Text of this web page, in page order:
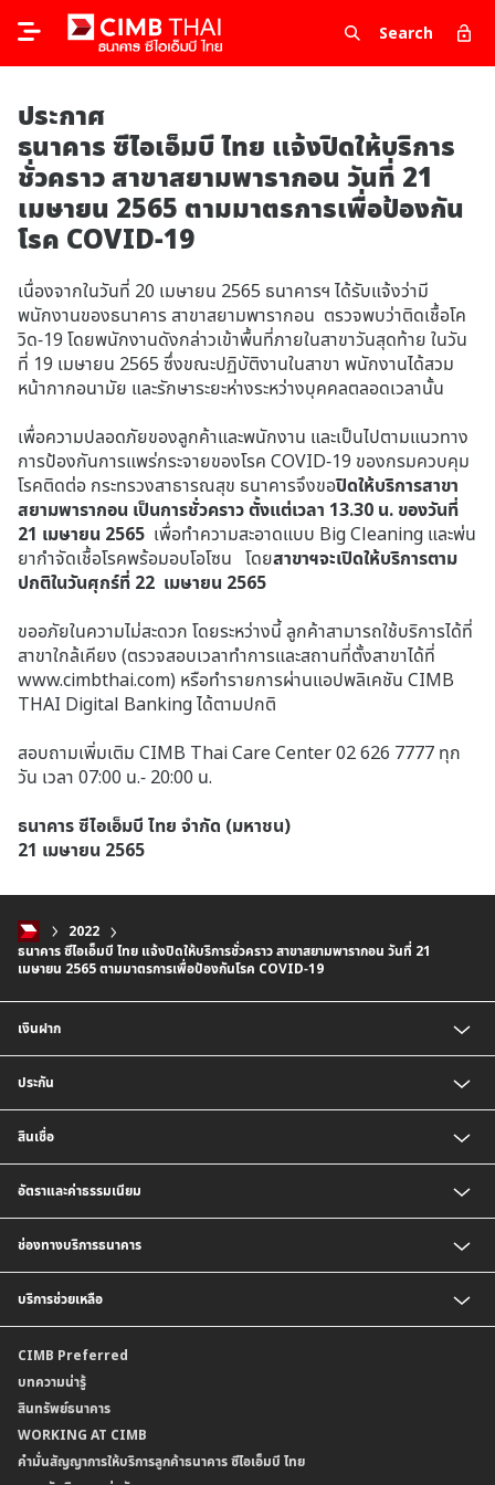
Search
ประกาศ
ธนาคาร ซีไอเอ็มบี ไทย แจ้งปิดให้บริการ
ชั่วคราว สาขาสยามพารากอน วันที่ 21
เมษายน 2565 ตามมาตรการเพื่อป้องกัน
โรค COVID-19
เนื่องจากในวันที่ 20 เมษายน 2565 ธนาคารฯ ได้รับแจ้งว่ามี
พนักงานของธนาคาร สาขาสยามพารากอน ตรวจพบว่าติดเชื้อโค
วิด-19 โดยพนักงานดังกล่าวเข้าพื้นที่ภายในสาขาวันสุดท้าย ในวัน
ที่ 19 เมษายน 2565 ซึ่งขณะปฏิบัติงานในสาขา พนักงานได้สวม
หน้ากากอนามัย และรักษาระยะห่างระหว่างบุคคลตลอดเวลานั้น
เพื่อความปลอดภัยของลูกค้าและพนักงาน และเป็นไปตามแนวทาง
การป้องกันการแพร่กระจายของโรค COVID-19 ของกรมควบคุม
โรคติดต่อ กระทรวงสาธารณสุข ธนาคารจึงขอปิดให้บริการสาขา
สยามพารากอน เป็นการชั่วคราว ตั้งแต่เวลา 13.30 น. ของวันที่
21 เมษายน 2565 เพื่อทำความสะอาดแบบ Big Cleaning และพ่น
ยากำจัดเชื้อโรคพร้อมอบโอโซน โดยสาขาฯจะเปิดให้บริการตาม
ปกติในวันศุกร์ที่ 22 เมษายน 2565
ขออภัยในความไม่สะดวก โดยระหว่างนี้ ลูกค้าสามารถใช้บริการได้ที่
สาขาใกล้เคียง (ตรวจสอบเวลาทำการและสถานที่ตั้งสาขาได้ที่
www.cimbthai.com) หรือทำรายการผ่านแอปพลิเคชัน CIMB
THAI Digital Banking ได้ตามปกติ
สอบถามเพิ่มเติม CIMB Thai Care Center 02 626 7777 ทุก
วัน เวลา 07:00 น.- 20:00 น.
ธนาคาร ซีไอเอ็มบี ไทย จำกัด (มหาชน)
21 เมษายน 2565
2022
ธนาคาร ซีไอเอ็มบี ไทย แจ้งปิดให้บริการชั่วคราว สาขาสยามพารากอน วันที่ 21
เมษายน 2565 ตามมาตรการเพื่อป้องกันโรค COVID-19
เงินฝาก
บัญชีเงินฝากประจำ
บัญชีเงินฝากกระแสรายวัน
บัญชีเงินฝากเงินตราต่างประเทศ
ตารางเปรียบเทียบผลิตภัณฑ์
ประกัน
ประกันวินาศภัย
สินเชื่อ
สินเชื่อบ้าน
สินเชื่อบ้านแลกเงินและสินเชื่ออเนกประสงค์
อัตราและค่าธรรมเนียม
อัตราดอกเบี้ยเงินฝาก
อัตราดอกเบี้ยเงินฝากลูกค้าสถาบัน
อัตราดอกเบี้ยบัญชีเงินฝากเงินตราต่างประเทศ
อัตราดอกเบี้ยเงินกู้
กำหนดระยะเวลาการขายหรือฝากเงินได้ที่เป็นเงินตราต่างประเทศ
ค่าธรรมเนียม
อัตราค่าธรรมเนียมการฝากถอนบัญชีเงินฝากเงินตราต่างประเทศ
ข้อกำหนดบัญชีเงินฝาก
เงื่อนไขและค่าธรรมเนียมที่เกี่ยวกับการให้บริการบัญชีเงินฝากเงินตราต่างประเทศ
ช่องทางบริการธนาคาร
CIMB THAI Connect
บริการแจ้งเตือนผ่าน SMS
พร้อมเพย์
บริการเปิดบัญชีด้วยการยืนยันตัวตนรูปแบบดิจิทัล (NDID)
การขอและรับส่งข้อมูลรายการเคลื่อนไหวบัญชีเงินฝาก ในรูปแบบข้อมูลดิจิทัลระหว่าง
ธนาคาร (dStatement)
บริการยืนยันตัวตนรูปแบบดิจิทัล (NDID) เพื่อทำธรุกรรมออนไลน์กับกรมสรรพากร
บริการช่วยเหลือ
สาขาธนาคาร
ข้อมูลคุณภาพการให้บริการ
คำมั่นสัญญาการให้บริการลูกค้าธนาคาร ซีไอเอ็มบี ไทย
Form Download Center
CIMB Preferred
บทความน่ารู้
สินทรัพย์ธนาคาร
WORKING AT CIMB
คำมั่นสัญญาการให้บริการลูกค้าธนาคาร ซีไอเอ็มบี ไทย